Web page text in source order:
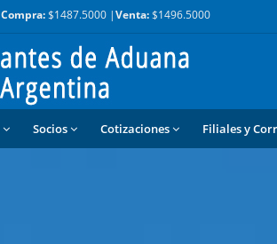
Compra:$1487.5000 |Venta:$1496.5000
Socios Cotizaciones Filiales y